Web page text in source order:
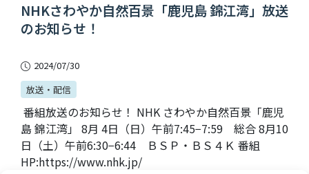
NHKさわやか自然百景「鹿児島 錦江湾」放送
のお知らせ！
2024/07/30
放送・配信
番組放送のお知らせ！ NHK さわやか自然百景「鹿児
島 錦江湾」 8月 4日（日）午前7:45−7:59 総合 8月10
日（土）午前6:30−6:44 ＢＳＰ・ＢＳ４Ｋ 番組
HP:https://www.nhk.jp/